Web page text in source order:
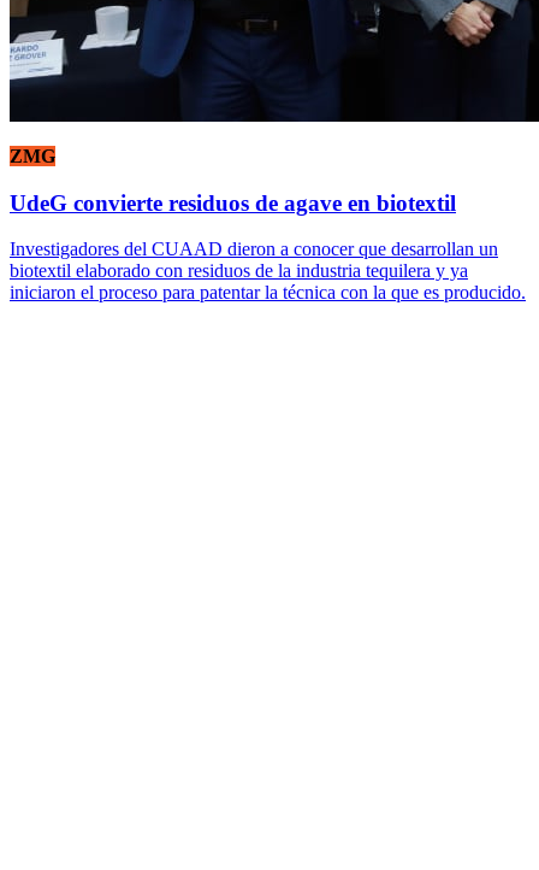
ZMG
UdeG convierte residuos de agave en biotextil
Investigadores del CUAAD dieron a conocer que desarrollan un
biotextil elaborado con residuos de la industria tequilera y ya
iniciaron el proceso para patentar la técnica con la que es producido.